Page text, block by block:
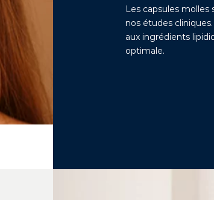
Les capsules
nos études
aux ingrédients
optimale.